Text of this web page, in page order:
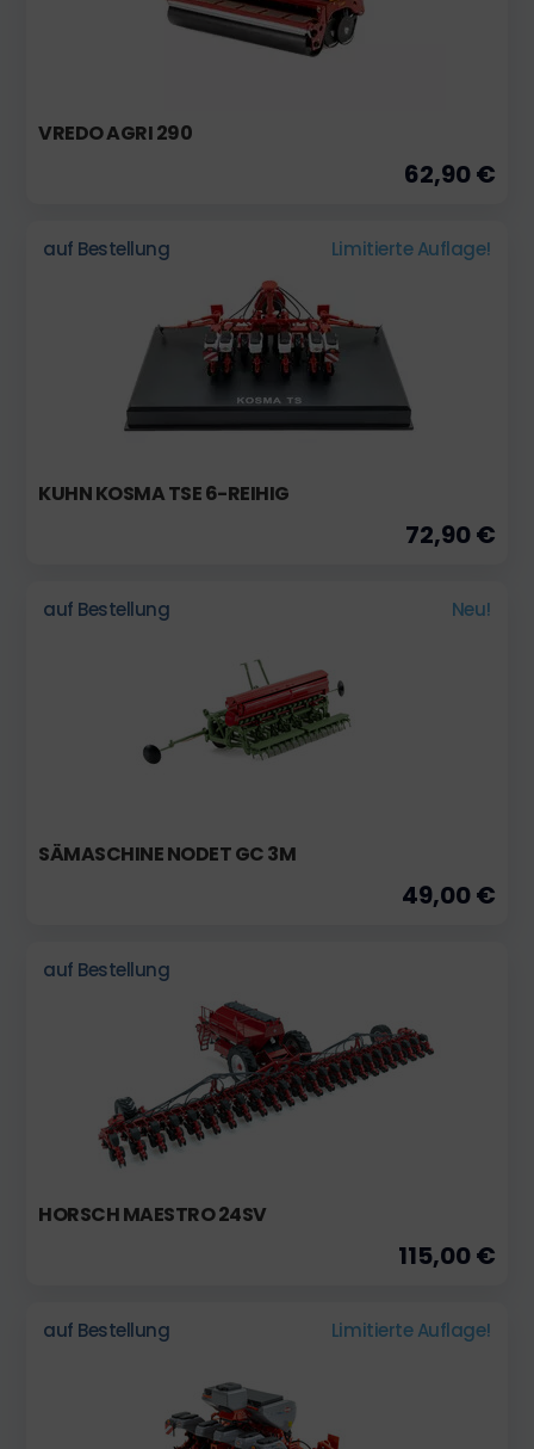
VREDO AGRI 290
62,90 €
auf Bestellung Limitierte Auflage!
KUHN KOSMA TSE 6-REIHIG
72,90 €
auf Bestellung Neu!
SÄMASCHINE NODET GC 3M
49,00 €
auf Bestellung
HORSCH MAESTRO 24SV
115,00 €
auf Bestellung Limitierte Auflage!